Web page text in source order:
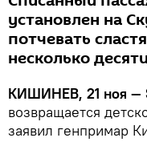
установлен на
потчевать
несколько
КИШИНЕВ, 21 ноя —
возвращается
заявил генпримар